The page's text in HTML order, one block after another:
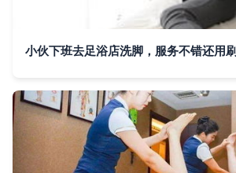
小伙下班去足浴店洗脚，服务不错还用